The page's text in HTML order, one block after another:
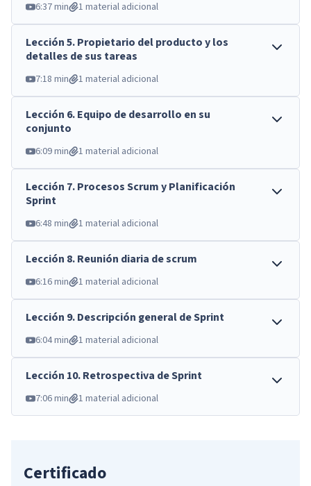
6:37 min 1 material adicional
Lección5.Propietario del producto y los
detalles de sus tareas
7:18 min 1 material adicional
Lección 6.Equipo de desarrollo en su
conjunto
6:09 min 1 material adicional
Lección 7.Procesos Scrum y Planificación
Sprint
6:48 min 1 material adicional
Lección 8.Reunión diaria de scrum
6:16 min 1 material adicional
Lección 9.Descripción general de Sprint
6:04 min 1 material adicional
Lección 10.Retrospectiva de Sprint
7:06 min 1 material adicional
Certificado